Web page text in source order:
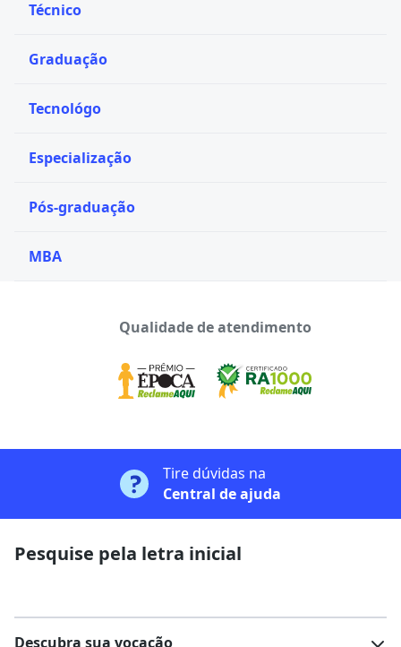
Técnico
Graduação
Tecnológo
Especialização
Pós-graduação
MBA
Qualidade de atendimento
Tire dúvidas na
Central de ajuda
Pesquise pela letra inicial
Descubra sua vocação